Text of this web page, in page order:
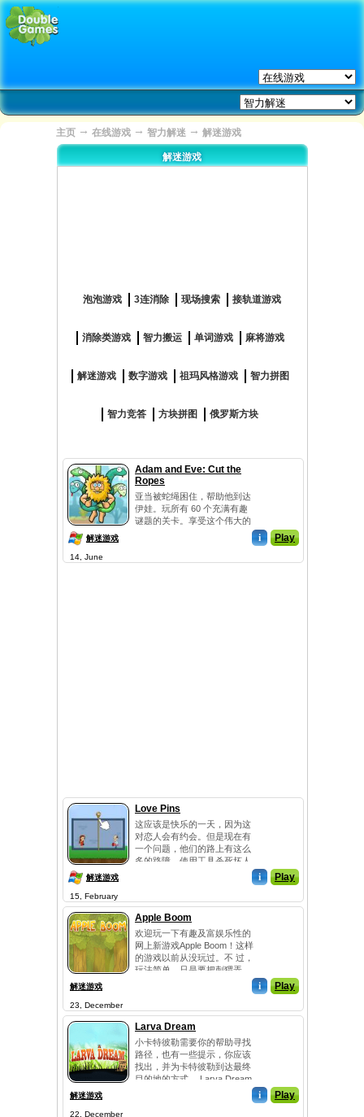
主页 → 在线游戏 → 智力解迷 → 解迷游戏
解迷游戏
泡泡游戏 3连消除 现场搜索 接轨道游戏
消除类游戏 智力搬运 单词游戏 麻将游戏
解迷游戏 数字游戏 祖玛风格游戏 智力拼图
智力竞答 方块拼图 俄罗斯方块
Adam and Eve: Cut the
Ropes
亚当被蛇绳困住，帮助他到达
伊娃。玩所有 60 个充满有趣
谜题的关卡。享受这个伟大的
解迷游戏 i Play
14, June
Love Pins
这应该是快乐的一天，因为这
对恋人会有约会。但是现在有
一个问题，他们的路上有这么
多的路障。使用工具杀死坏人
解迷游戏 i Play
15, February
Apple Boom
欢迎玩一下有趣及富娱乐性的
网上新游戏Apple Boom！这样
的游戏以前从没玩过。不 过，
玩法简单。只是要把刺猬弄
解迷游戏 i Play
23, December
Larva Dream
小卡特彼勒需要你的帮助寻找
路径，也有一些提示，你应该
找出，并为卡特彼勒到达最终
目的地的方式。 Larva Dream
解迷游戏 i Play
22, December